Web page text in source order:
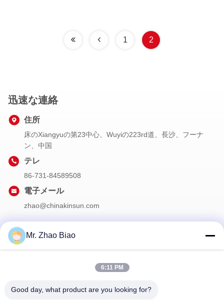
1 2
迅速な連絡
住所
床のXiangyuの第23中心、Wuyiの223rd道、長沙、フーナ
ン、中国
テレ
86-731-84589508
電子メール
zhao@chinakinsun.com
割引など、お得な情報をお届けするニュースレターにご登録くだ
さい。
Mr. Zhao Biao
6:11 PM
Good day, what product are you looking for?